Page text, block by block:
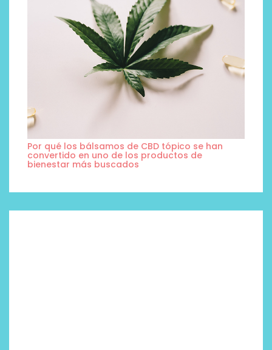
Por qué los bálsamos de CBD tópico se han
convertido en uno de los productos de
bienestar más buscados